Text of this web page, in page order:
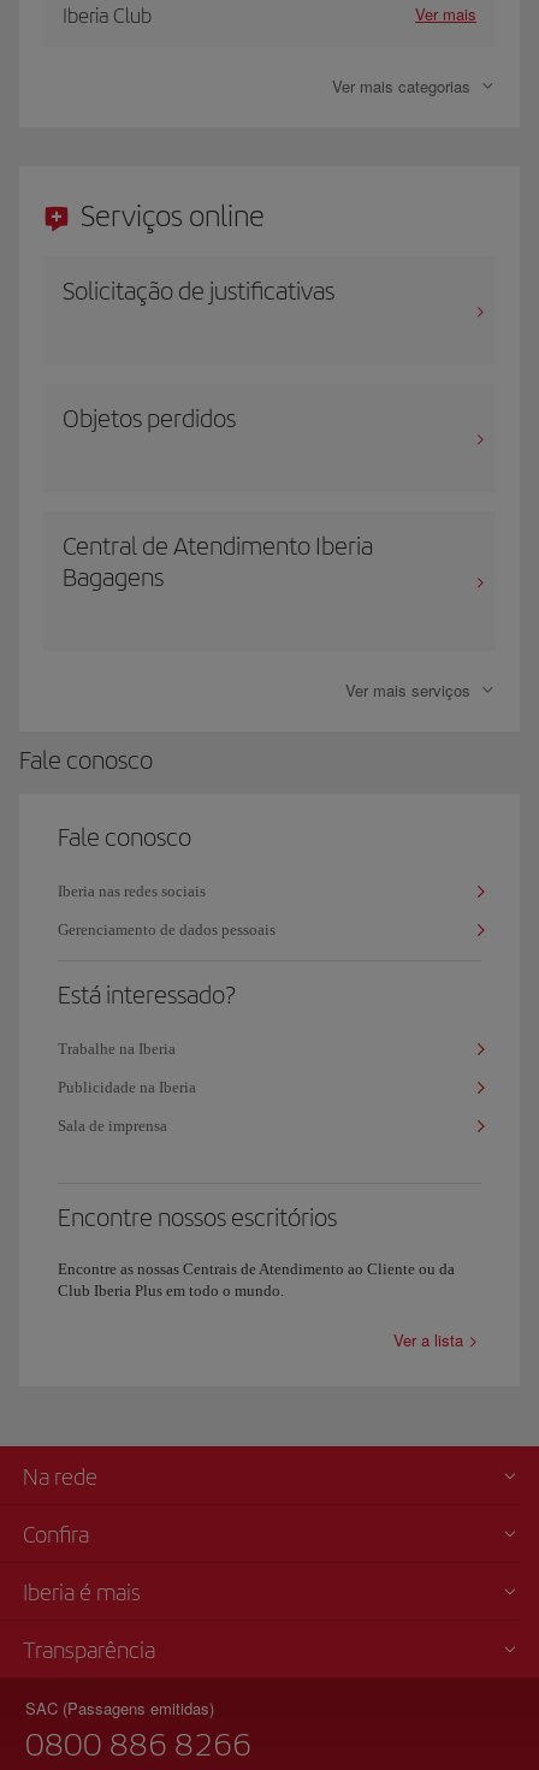
Iberia Club Ver mais
Ver mais categorias
Serviços online
Solicitação de justificativas
Objetos perdidos
Central de Atendimento Iberia
Bagagens
Ver mais serviços
Fale conosco
Fale conosco
Iberia nas redes sociais
Gerenciamento de dados pessoais
Está interessado?
Trabalhe na Iberia
Publicidade na Iberia
Sala de imprensa
Encontre nossos escritórios
Encontre as nossas Centrais de Atendimento ao Cliente ou da
Club Iberia Plus em todo o mundo.
Ver a lista
Na rede
Confira
Iberia é mais
Transparência
SAC (Passagens emitidas)
0800 886 8266